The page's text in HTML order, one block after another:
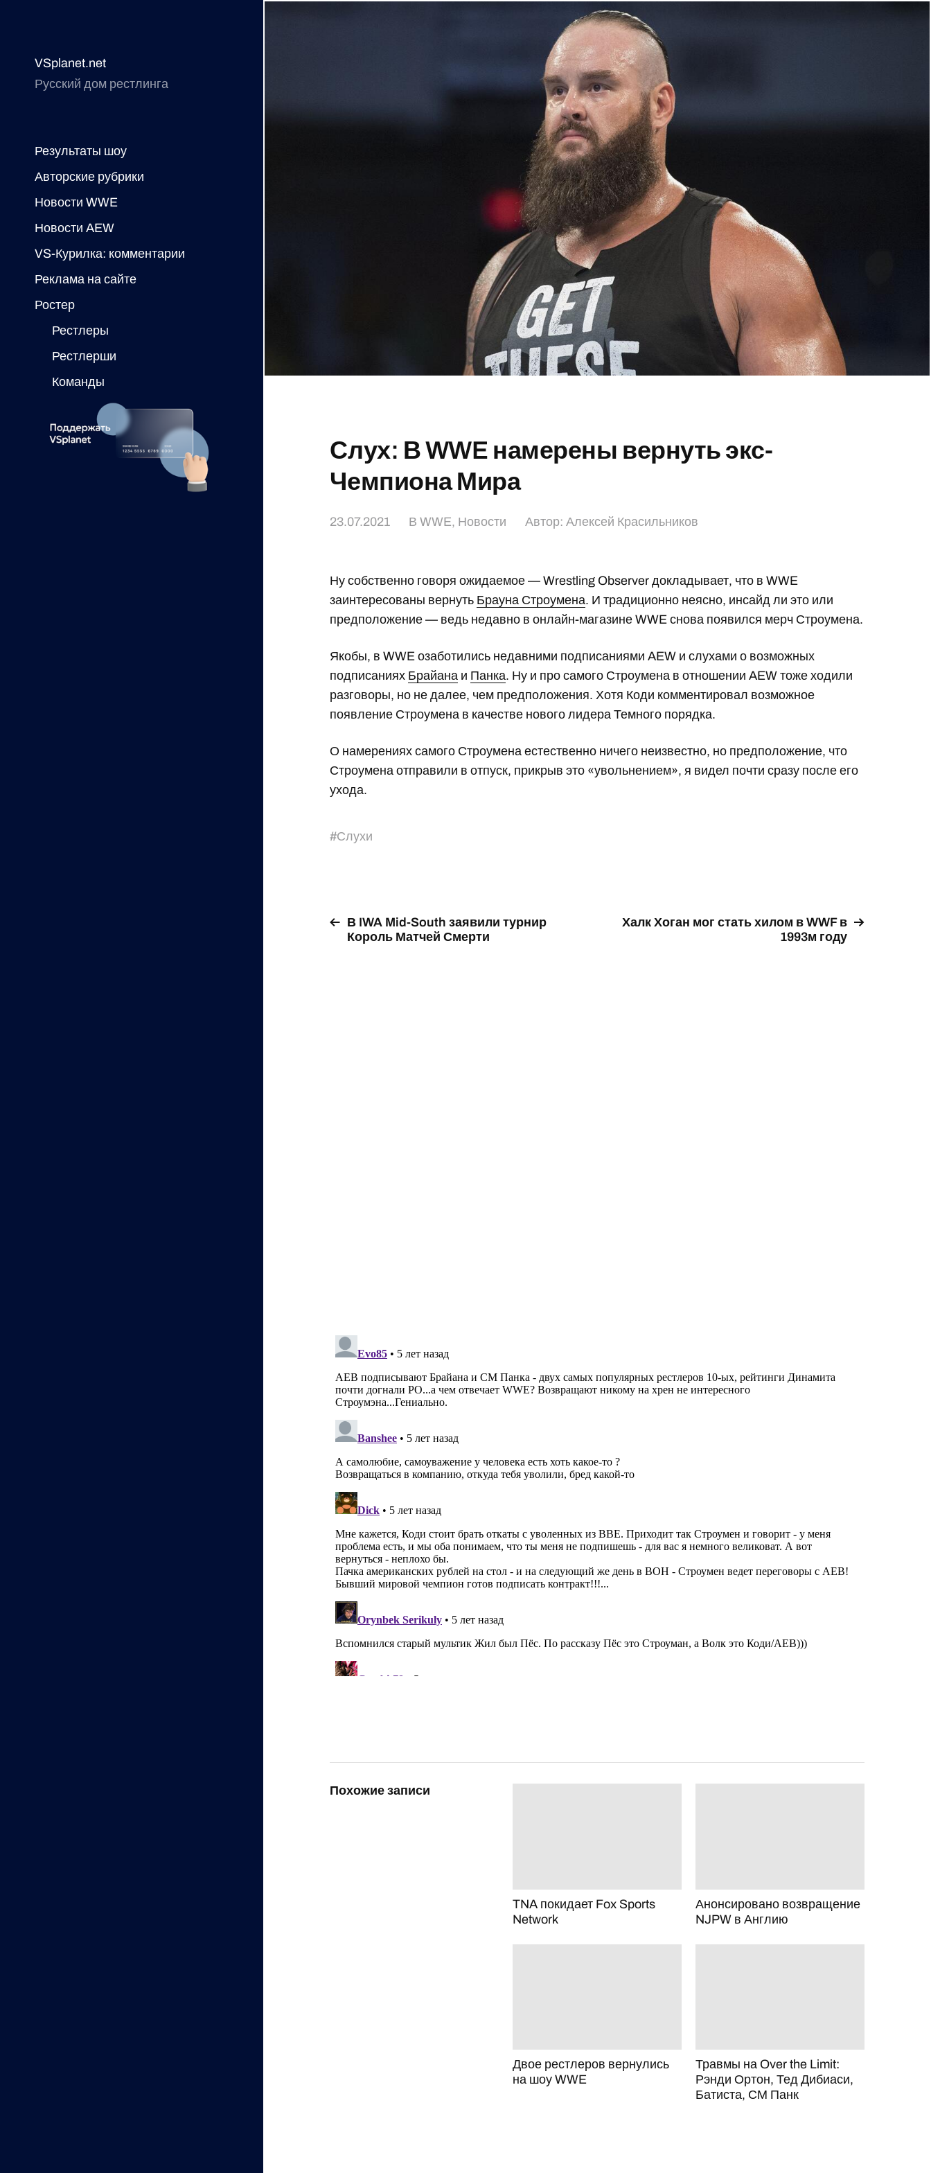
VSplanet.net
Русский дом рестлинга
Результаты шоу
Авторские рубрики
Новости WWE
Новости AEW
VS-Курилка: комментарии
Реклама на сайте
Ростер
Рестлеры
Рестлерши
Команды
Слух: В WWE намерены вернуть экс-
Чемпиона Мира
23.07.2021 ВWWE, Новости Автор:Алексей Красильников
Ну собственно говоря ожидаемое — Wrestling Observer докладывает, что в WWE
заинтересованы вернуть Брауна Строумена. И традиционно неясно, инсайд ли это или
предположение — ведь недавно в онлайн-магазине WWE снова появился мерч Строумена.
Якобы, в WWE озаботились недавними подписаниями AEW и слухами о возможных
подписаниях Брайана и Панка. Ну и про самого Строумена в отношении AEW тоже ходили
разговоры, но не далее, чем предположения. Хотя Коди комментировал возможное
появление Строумена в качестве нового лидера Темного порядка.
О намерениях самого Строумена естественно ничего неизвестно, но предположение, что
Строумена отправили в отпуск, прикрыв это «увольнением», я видел почти сразу после его
ухода.
#Слухи
В IWA Mid-South заявили турнир
Король Матчей Смерти
Халк Хоган мог стать хилом в WWF в
1993м году
Похожие записи
TNA покидает Fox Sports
Network
Анонсировано возвращение
NJPW в Англию
Двое рестлеров вернулись
на шоу WWE
Травмы на Over the Limit:
Рэнди Ортон, Тед Дибиаси,
Батиста, СМ Панк